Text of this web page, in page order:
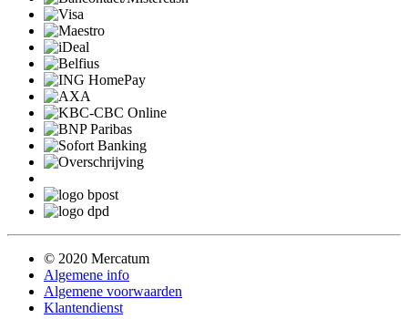
© 2020 Mercatum
Algemene info
Algemene voorwaarden
Klantendienst